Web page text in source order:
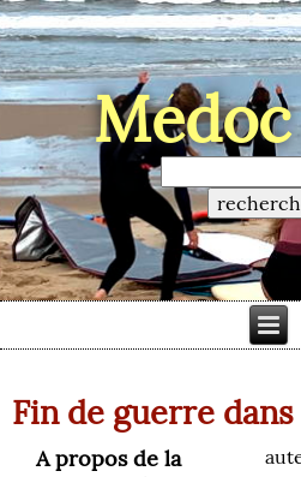
Fin de guerre
A propos de la